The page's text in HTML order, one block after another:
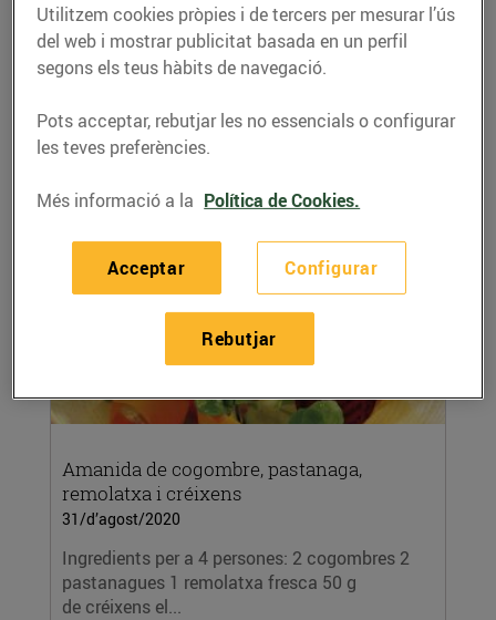
Pastís d'espinacs
02/de setembre/2020
Ingredients (6 persones): Per al pastís
d’espinacs: 300 g d’espinacs molt tendres
120...
LLEGIR MÉS
Amanida de cogombre, pastanaga,
remolatxa i créixens
31/d’agost/2020
Ingredients per a 4 persones: 2 cogombres 2
pastanagues 1 remolatxa fresca 50 g
de créixens el...
Utilitzem cookies pròpies i de tercers per mesurar l’ús
del web i mostrar publicitat basada en un perfil
segons els teus hàbits de navegació.
Pots acceptar, rebutjar les no essencials o configurar
les teves preferències.
Més informació a la Política de Cookies.
Configurar
Rebutjar
Acceptar